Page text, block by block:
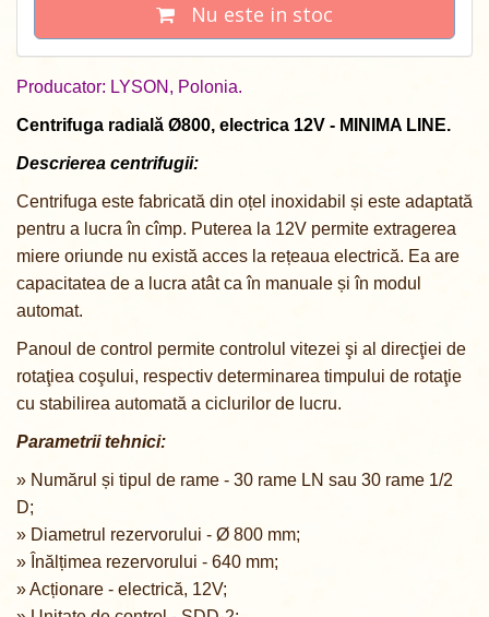
Nu este in stoc
Producator: LYSON, Polonia.
Centrifuga radială Ø800, electrica 12V - MINIMA LINE.
Descrierea centrifugii:
Centrifuga este fabricată din oțel inoxidabil și este adaptată
pentru a lucra în cîmp. Puterea la 12V permite extragerea
miere oriunde nu există acces la rețeaua electrică. Ea are
capacitatea de a lucra atât ca în manuale și în modul
automat.
Panoul de control permite controlul vitezei şi al direcţiei de
rotaţiea coşului, respectiv determinarea timpului de rotaţie
cu stabilirea automată a ciclurilor de lucru.
Parametrii tehnici:
» Numărul și tipul de rame - 30 rame LN sau 30 rame 1/2
D;
» Diametrul rezervorului - Ø 800 mm;
» Înălțimea rezervorului - 640 mm;
» Acționare - electrică, 12V;